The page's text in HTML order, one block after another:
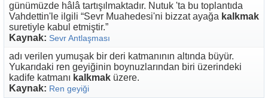
günümüzde hâlâ tartışılmaktadır. Nutuk 'ta bu toplantıda
Vahdettin'le ilgili “Sevr Muahedesi'ni bizzat ayağa kalkmak
suretiyle kabul etmiştir.”
Kaynak: Sevr Antlaşması
adı verilen yumuşak bir deri katmanının altında büyür.
Yukarıdaki ren geyiğinin boynuzlarından biri üzerindeki
kadife katmanı kalkmak üzere.
Kaynak: Ren geyiği